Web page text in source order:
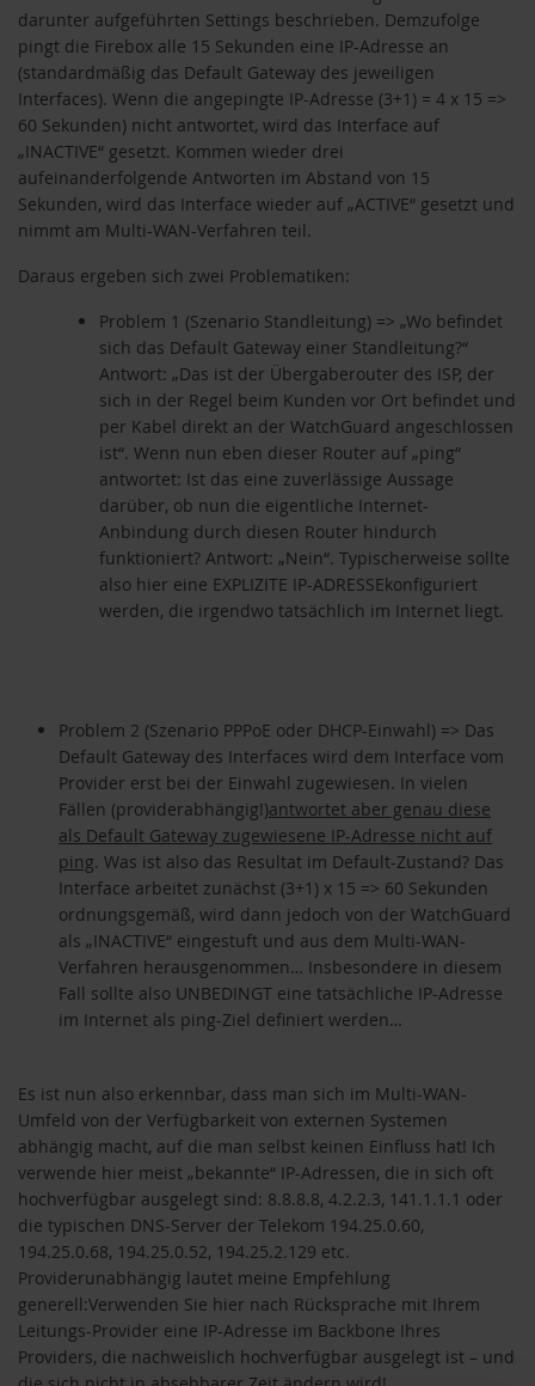
zu WSUS
darunter aufgeführten Settings beschrieben. Demzufolge
pingt die Firebox alle 15 Sekunden eine IP-Adresse an
(standardmäßig das Default Gateway des jeweiligen
Interfaces). Wenn die angepingte IP-Adresse (3+1) = 4 x 15 =>
60 Sekunden) nicht antwortet, wird das Interface auf
„INACTIVE“ gesetzt. Kommen wieder drei
aufeinanderfolgende Antworten im Abstand von 15
Sekunden, wird das Interface wieder auf „ACTIVE“ gesetzt und
nimmt am Multi-WAN-Verfahren teil.
Daraus ergeben sich zwei Problematiken:
Problem 1 (Szenario Standleitung) => „Wo befindet
sich das Default Gateway einer Standleitung?“
Antwort: „Das ist der Übergaberouter des ISP, der
sich in der Regel beim Kunden vor Ort befindet und
per Kabel direkt an der WatchGuard angeschlossen
ist“. Wenn nun eben dieser Router auf „ping“
antwortet: Ist das eine zuverlässige Aussage
darüber, ob nun die eigentliche Internet-
Anbindung durch diesen Router hindurch
funktioniert? Antwort: „Nein“. Typischerweise sollte
also hier eine EXPLIZITE IP-ADRESSEkonfiguriert
werden, die irgendwo tatsächlich im Internet liegt.
Problem 2 (Szenario PPPoE oder DHCP-Einwahl) => Das
Default Gateway des Interfaces wird dem Interface vom
Provider erst bei der Einwahl zugewiesen. In vielen
Fällen (providerabhängig!)antwortet aber genau diese
als Default Gateway zugewiesene IP-Adresse nicht auf
ping. Was ist also das Resultat im Default-Zustand? Das
Interface arbeitet zunächst (3+1) x 15 => 60 Sekunden
ordnungsgemäß, wird dann jedoch von der WatchGuard
als „INACTIVE“ eingestuft und aus dem Multi-WAN-
Verfahren herausgenommen… Insbesondere in diesem
Fall sollte also UNBEDINGT eine tatsächliche IP-Adresse
im Internet als ping-Ziel definiert werden…
Es ist nun also erkennbar, dass man sich im Multi-WAN-
Umfeld von der Verfügbarkeit von externen Systemen
abhängig macht, auf die man selbst keinen Einfluss hat! Ich
verwende hier meist „bekannte“ IP-Adressen, die in sich oft
hochverfügbar ausgelegt sind: 8.8.8.8, 4.2.2.3, 141.1.1.1 oder
die typischen DNS-Server der Telekom 194.25.0.60,
194.25.0.68, 194.25.0.52, 194.25.2.129 etc.
Providerunabhängig lautet meine Empfehlung
generell:Verwenden Sie hier nach Rücksprache mit Ihrem
Leitungs-Provider eine IP-Adresse im Backbone Ihres
Providers, die nachweislich hochverfügbar ausgelegt ist – und